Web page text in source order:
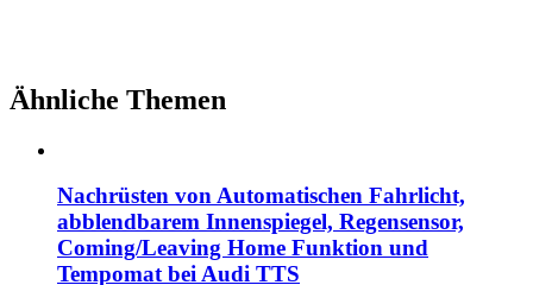
Ähnliche Themen
Nachrüsten von Automatischen Fahrlicht,
abblendbarem Innenspiegel, Regensensor,
Coming/Leaving Home Funktion und
Tempomat bei Audi TTS